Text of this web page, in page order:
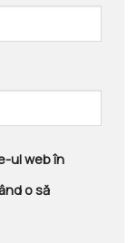
ul web în
o să